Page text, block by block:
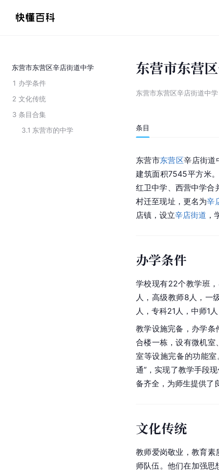
东营市东营区辛店街道中学
1 办学条件
2 文化传统
3 条目合集
3.1 东营市的中学
东营市东营
东营市东营区辛店街道中学
条目
东营市东营区辛店街道
建筑面积7545平方米
红卫中学、西营中学合
村迁至现址，更名为辛
店镇 ，设立辛店街道 ，
办学条件
学校现有22个教学班
人，高级教师8人，一
人，专科21人，中师1
教学设施完备，办学条
合楼一栋，设有微机室
室等设施完备的功能
通”，实现了教学手段
备齐全，为师生提供了
文化传统
教师爱岗敬业，教育素
师队伍。他们在加强思